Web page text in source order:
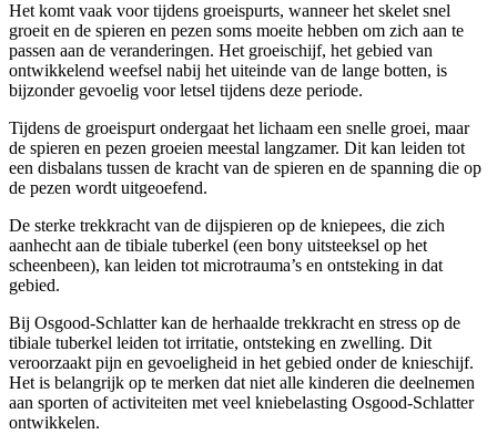
Het komt vaak voor tijdens groeispurts, wanneer het skelet snel
groeit en de spieren en pezen soms moeite hebben om zich aan te
passen aan de veranderingen. Het groeischijf, het gebied van
ontwikkelend weefsel nabij het uiteinde van de lange botten, is
bijzonder gevoelig voor letsel tijdens deze periode.
Tijdens de groeispurt ondergaat het lichaam een snelle groei, maar
de spieren en pezen groeien meestal langzamer. Dit kan leiden tot
een disbalans tussen de kracht van de spieren en de spanning die op
de pezen wordt uitgeoefend.
De sterke trekkracht van de dijspieren op de kniepees, die zich
aanhecht aan de tibiale tuberkel (een bony uitsteeksel op het
scheenbeen), kan leiden tot microtrauma’s en ontsteking in dat
gebied.
Bij Osgood-Schlatter kan de herhaalde trekkracht en stress op de
tibiale tuberkel leiden tot irritatie, ontsteking en zwelling. Dit
veroorzaakt pijn en gevoeligheid in het gebied onder de knieschijf.
Het is belangrijk op te merken dat niet alle kinderen die deelnemen
aan sporten of activiteiten met veel kniebelasting Osgood-Schlatter
ontwikkelen.